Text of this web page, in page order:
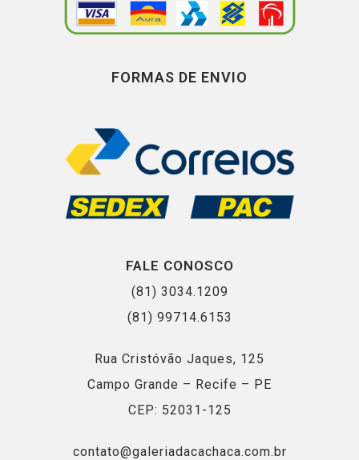
FORMAS DE ENVIO
FALE CONOSCO
(81) 3034.1209
(81) 99714.6153
Rua Cristóvão Jaques, 125
Campo Grande – Recife – PE
CEP: 52031-125
contato@galeriadacachaca.com.br